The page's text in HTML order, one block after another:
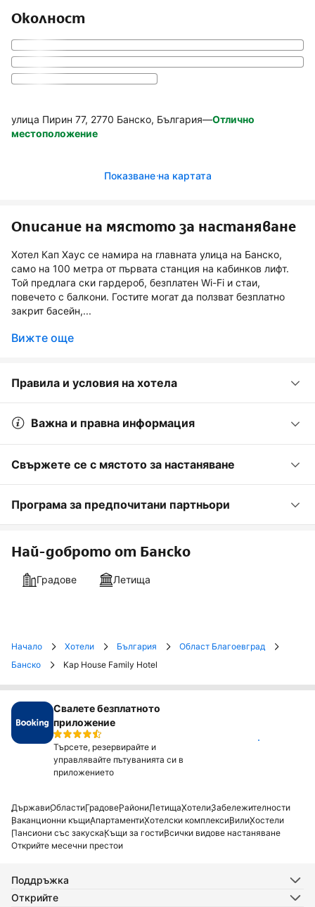
Околност
улица Пирин 77, 2770 Банско, България—Отлично
местоположение
Показване на картата
Описание на мястото за настаняване
Хотел Кап Хаус се намира на главната улица на Банско,
само на 100 метра от първата станция на кабинков лифт.
Той предлага ски гардероб, безплатен Wi-Fi и стаи,
повечето с балкони. Гостите могат да ползват безплатно
закрит басейн,...
Вижте още
Правила и условия на хотела
Важна и правна информация
Свържете се с мястото за настаняване
Програма за предпочитани партньори
Най-доброто от Банско
Градове Летища
Начало Хотели България
Област Благоевград
Банско
Kap House Family Hotel
Свалете безплатното
приложение
Търсете, резервирайте и
управлявайте пътуванията си в
приложението
Инсталирай
ДържавиОбластиГрадовеРайониЛетищаХотелиЗабележителности
Ваканционни къщиАпартаментиХотелски комплексиВилиХостели
Пансиони със закускаКъщи за гостиВсички видове настаняване
Открийте месечни престои
Поддръжка
Открийте